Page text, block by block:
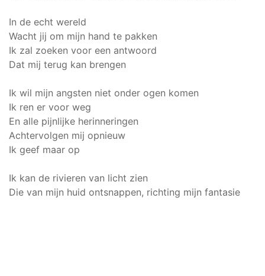
In de echt wereld
Wacht jij om mijn hand te pakken
Ik zal zoeken voor een antwoord
Dat mij terug kan brengen
Ik wil mijn angsten niet onder ogen komen
Ik ren er voor weg
En alle pijnlijke herinneringen
Achtervolgen mij opnieuw
Ik geef maar op
Ik kan de rivieren van licht zien
Die van mijn huid ontsnappen, richting mijn fantasie